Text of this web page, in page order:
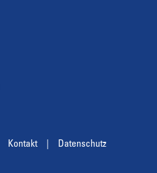
Kontakt Datenschutz